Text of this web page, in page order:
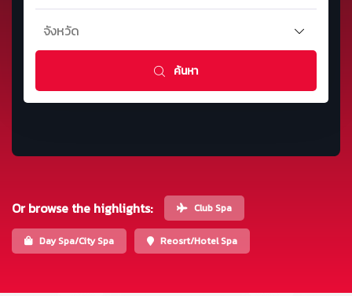
จังหวัด
ค้นหา
Or browse the highlights: Club Spa
Day Spa/City Spa Reosrt/Hotel Spa